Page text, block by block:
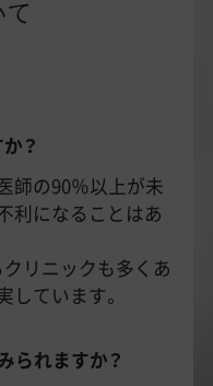
？
師の90％以上が未
利になることはあ
リニックも多くあ
しています。
られますか？